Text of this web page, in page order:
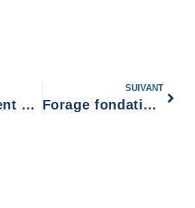
Renforcement galerie berlinoise Château-Thierry
SUIVANT
Forage fondation spécialisé géothermie Valenciennes